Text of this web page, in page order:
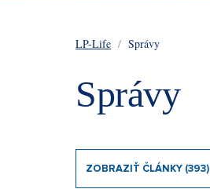
LP-Life / Správy
Správy
ZOBRAZIŤ ČLÁNKY (393)